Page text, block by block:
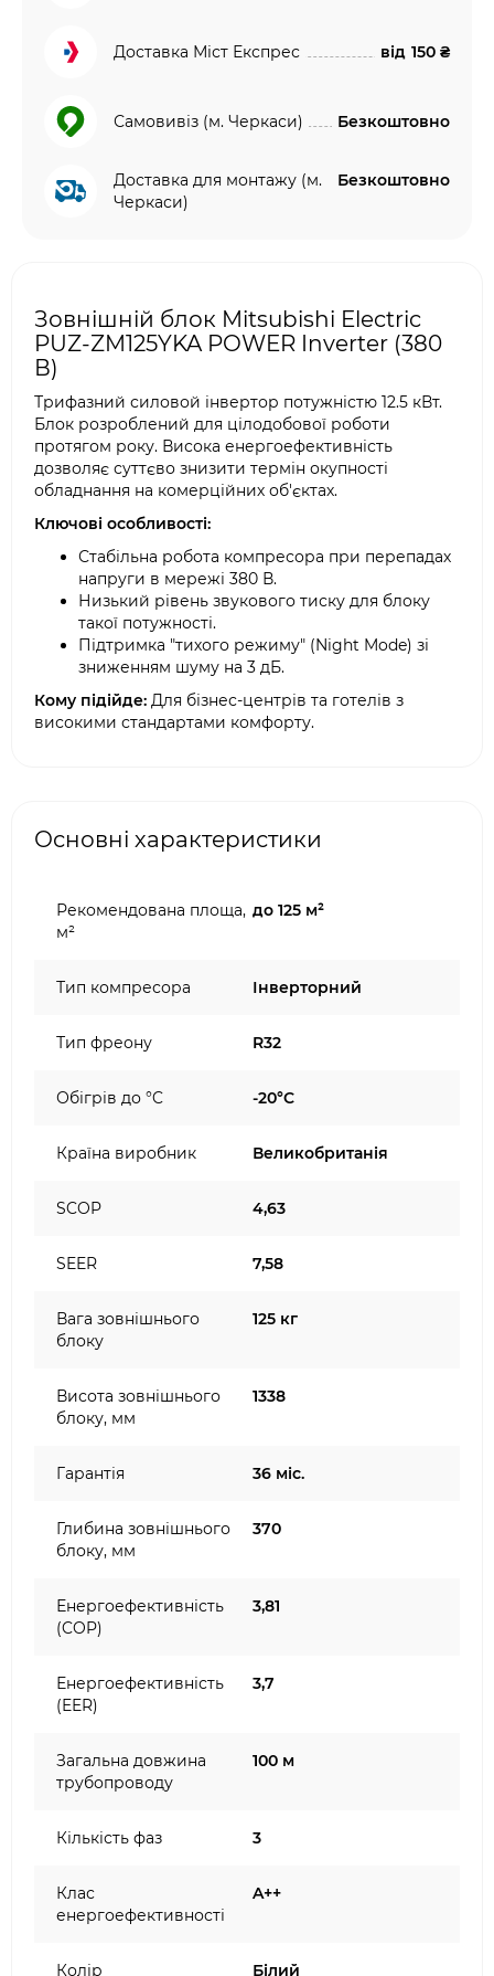
Доставка Міст Експрес від 150 ₴
Самовивіз (м. Черкаси) Безкоштовно
Доставка для монтажу (м.
Черкаси)
Безкоштовно
Зовнішній блок Mitsubishi Electric
PUZ-ZM125YKA POWER Inverter (380
В)
Трифазний силовой інвертор потужністю 12.5 кВт.
Блок розроблений для цілодобової роботи
протягом року. Висока енергоефективність
дозволяє суттєво знизити термін окупності
обладнання на комерційних об'єктах.
Ключові особливості:
Стабільна робота компресора при перепадах
напруги в мережі 380 В.
Низький рівень звукового тиску для блоку
такої потужності.
Підтримка "тихого режиму" (Night Mode) зі
зниженням шуму на 3 дБ.
Кому підійде: Для бізнес-центрів та готелів з
високими стандартами комфорту.
Основні характеристики
Рекомендована площа,
м²
до 125 м²
Тип компресора Інверторний
Тип фреону R32
Обігрів до °C -20°C
Країна виробник Великобританія
SCOP 4,63
SEER 7,58
Вага зовнішнього
блоку
125 кг
Висота зовнішнього
блоку, мм
1338
Гарантія 36 міс.
Глибина зовнішнього
блоку, мм
370
Енергоефективність
(COP)
3,81
Енергоефективність
(EER)
3,7
Загальна довжина
трубопроводу
100 м
Кількість фаз 3
Клас
енергоефективності
A++
Колір Білий